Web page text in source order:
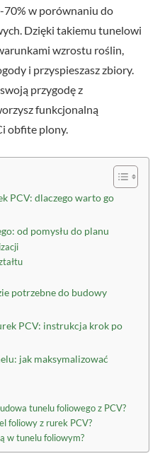
70% w porównaniu do
Dzięki takiemu tunelowi
wzrostu roślin,
i przyspieszasz zbiory.
przygodę z
funkcjonalną
obfite plony.
PCV: dlaczego warto go
od pomysłu do planu
potrzebne do budowy
PCV: instrukcja krok po
jak maksymalizować
tunelu foliowego z PCV?
foliowy z rurek PCV?
w tunelu foliowym?